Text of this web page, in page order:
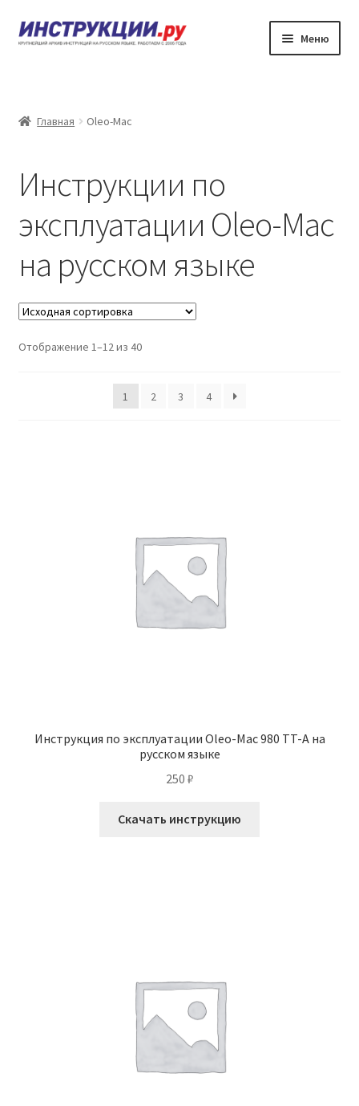
Перейти
к
Перейти
к
Меню
Каталог инструкций по эксплуатации
Личный кабинет
Главная Oleo-Mac
Инструкции по
эксплуатации Oleo-Mac
на русском языке
Отображение 1–12 из 40
1 2 3 4
Инструкция по эксплуатации Oleo-Mac 980 TT-A на
русском языке
250 ₽
Скачать инструкцию